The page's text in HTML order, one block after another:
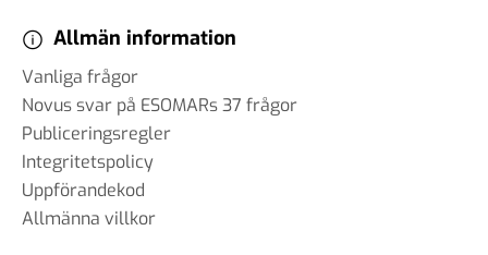
Allmän information
Vanliga frågor
Novus svar på ESOMARs 37 frågor
Publiceringsregler
Integritetspolicy
Uppförandekod
Allmänna villkor